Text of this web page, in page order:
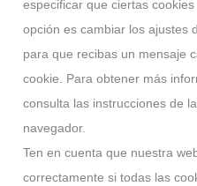
especificar que ciertas
opción es cambiar los ajustes
para que recibas un mensaje
cookie. Para obtener más
consulta las instrucciones de
navegador.
Ten en cuenta que nuestra
correctamente si todas las